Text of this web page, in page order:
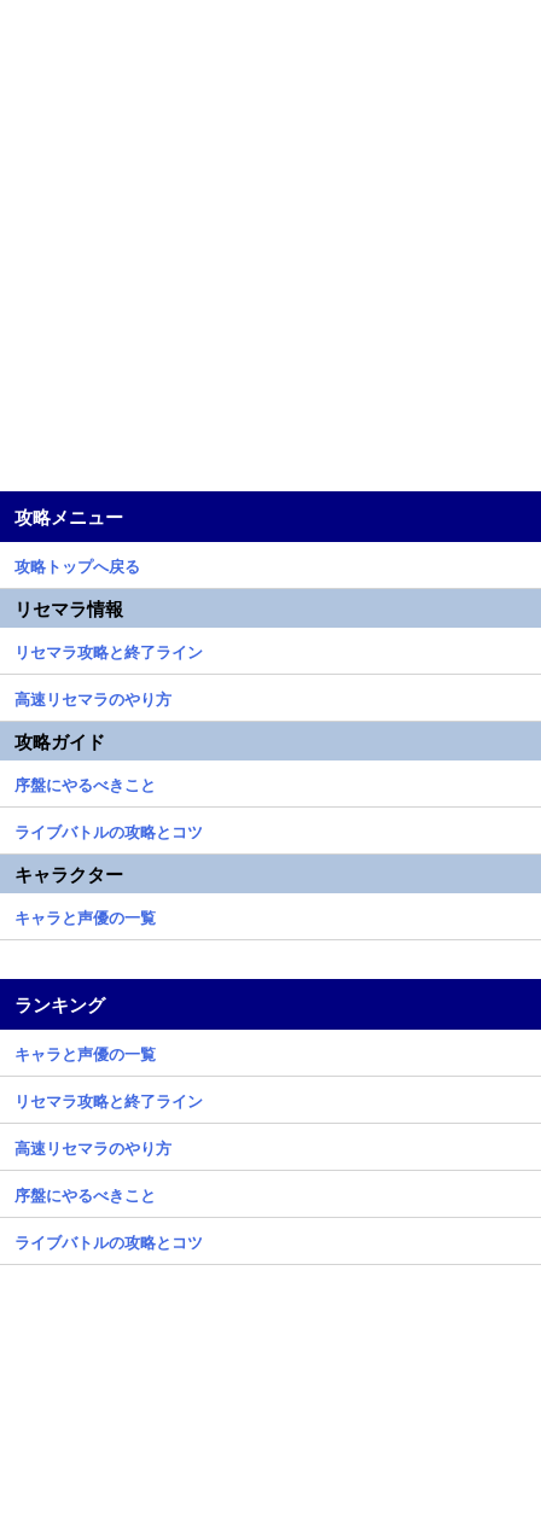
攻略メニュー
攻略トップへ戻る
リセマラ情報
リセマラ攻略と終了ライン
高速リセマラのやり方
攻略ガイド
序盤にやるべきこと
ライブバトルの攻略とコツ
キャラクター
キャラと声優の一覧
ランキング
キャラと声優の一覧
リセマラ攻略と終了ライン
高速リセマラのやり方
序盤にやるべきこと
ライブバトルの攻略とコツ